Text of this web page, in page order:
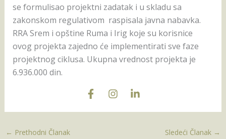
se formulisao projektni zadatak i u skladu sa
zakonskom regulativom raspisala javna nabavka.
RRA Srem i opštine Ruma i Irig koje su korisnice
ovog projekta zajedno će implementirati sve faze
projektnog ciklusa. Ukupna vrednost projekta je
6.936.000 din.
← Prethodni Članak Sledeći Članak →